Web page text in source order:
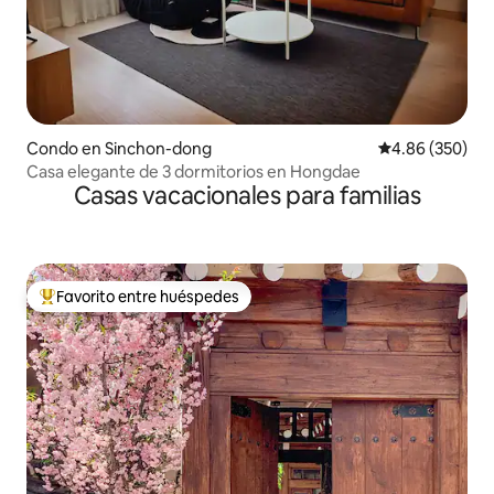
Condo en Sinchon-dong Calificación
4.86 (350)
Casa elegante de 3 dormitorios en Hongdae
Casas vacacionales para familias
Favorito entre huéspedes preferido
Favorito entre huéspedes